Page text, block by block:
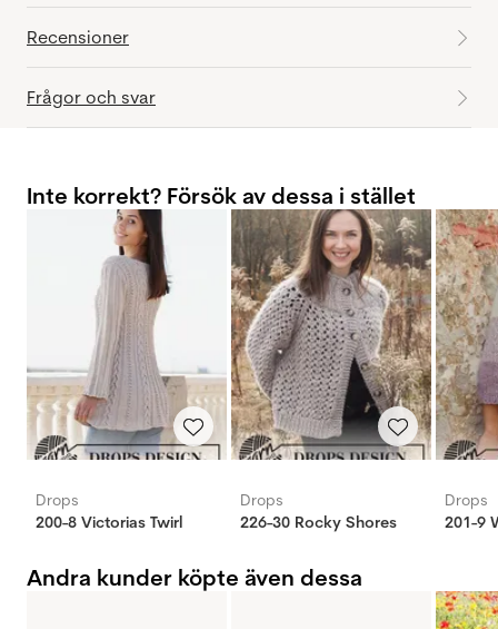
Recensioner
Frågor och svar
Inte korrekt? Försök av dessa i stället
Drops
200-8 Victorias Twirl
Drops
226-30 Rocky Shores
Drops
201-9
Andra kunder köpte även dessa